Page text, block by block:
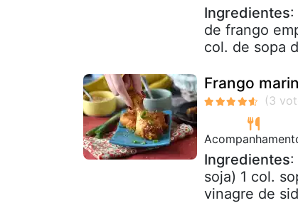
Ingredientes:
de frango
col. de sopa
Frango
Ingredientes:
soja) 1 col.
vinagre de